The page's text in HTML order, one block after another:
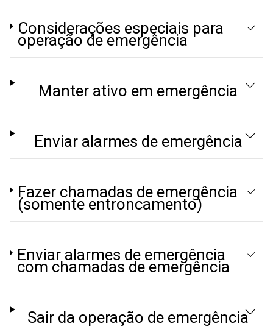
Considerações especiais para
operação de emergência
Manter ativo em emergência
Enviar alarmes de emergência
Fazer chamadas de emergência
(somente entroncamento)
Enviar alarmes de emergência
com chamadas de emergência
Sair da operação de emergência